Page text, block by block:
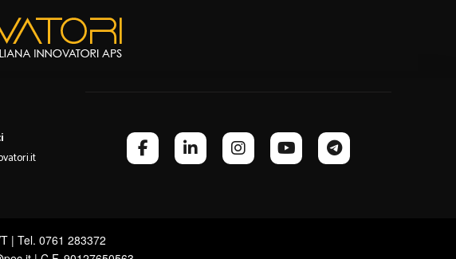
| Tel. 0761 283372